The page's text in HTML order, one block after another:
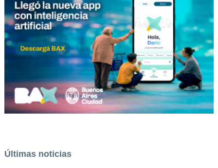
Últimas noticias